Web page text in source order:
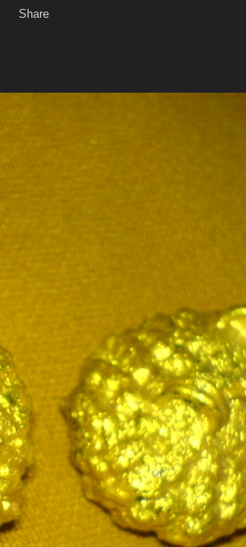
เสียงธรรม สมาชิก ห้องสนทนา
Share